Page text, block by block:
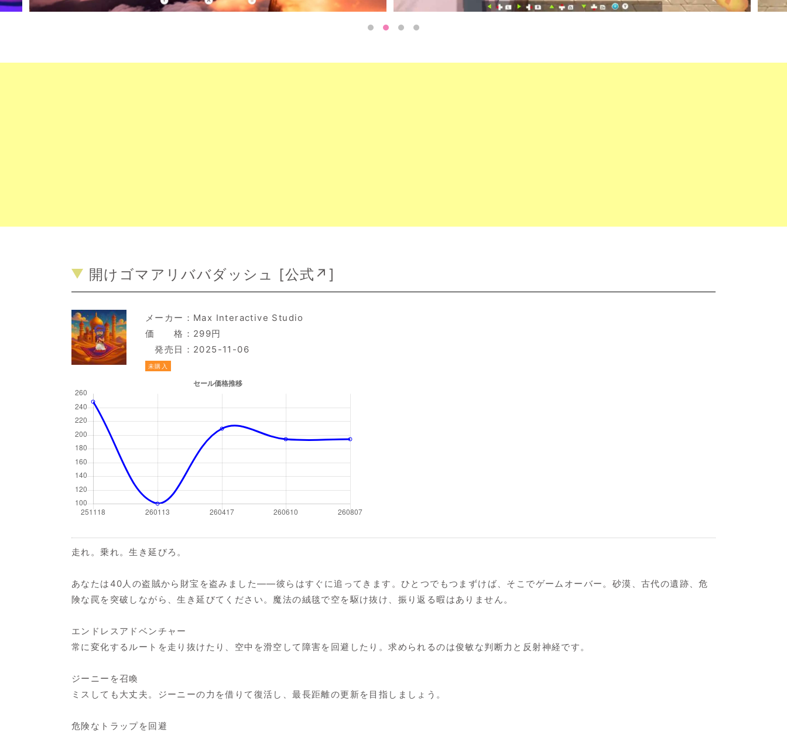
開けゴマアリババダッシュ [公式↗ ]
メーカー： Max Interactive Studio
価 格：299円
発売日：2025-11-06
未購入
走れ。乗れ。生き延びろ。
あなたは40人の盗賊から財宝を盗みました――彼らはすぐに追ってきます。ひとつでもつまずけば、そこでゲームオーバー。砂漠、古代の遺跡、危
険な罠を突破しながら、生き延びてください。魔法の絨毯で空を駆け抜け、振り返る暇はありません。
エンドレスアドベンチャー
常に変化するルートを走り抜けたり、空中を滑空して障害を回避したり。求められるのは俊敏な判断力と反射神経です。
ジーニーを召喚
ミスしても大丈夫。ジーニーの力を借りて復活し、最長距離の更新を目指しましょう。
危険なトラップを回避